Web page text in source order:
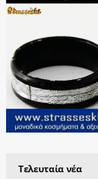
Τελευταία νέα